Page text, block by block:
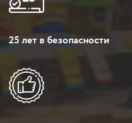
25 лет в безопасности